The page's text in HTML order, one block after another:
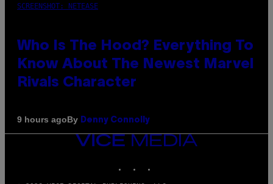
SCREENSHOT: NETEASE
Who Is The Hood? Everything To
Know About The Newest Marvel
Rivals Character
9 hours agoBy Denny Connolly
VICE
MEDIA